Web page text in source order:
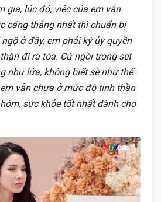
gia, lúc đó, việc của em vẫn
căng thẳng nhất thì chuẩn bị
ở đây, em phải ký ủy quyền
đi ra tòa. Cứ ngồi trong set
như lửa, không biết sẽ như thế
vẫn chưa ở mức độ tinh thần
sức khỏe tốt nhất dành cho